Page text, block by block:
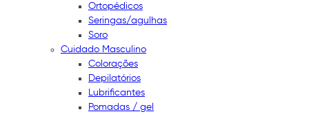
Ortopédicos
Seringas/agulhas
Soro
Cuidado Masculino
Colorações
Depilatórios
Lubrificantes
Pomadas / gel